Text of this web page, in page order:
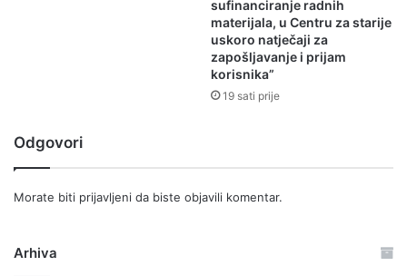
sufinanciranje radnih
materijala, u Centru za starije
uskoro natječaji za
zapošljavanje i prijam
korisnika”
19 sati prije
Odgovori
Morate biti prijavljeni da biste objavili komentar.
Arhiva